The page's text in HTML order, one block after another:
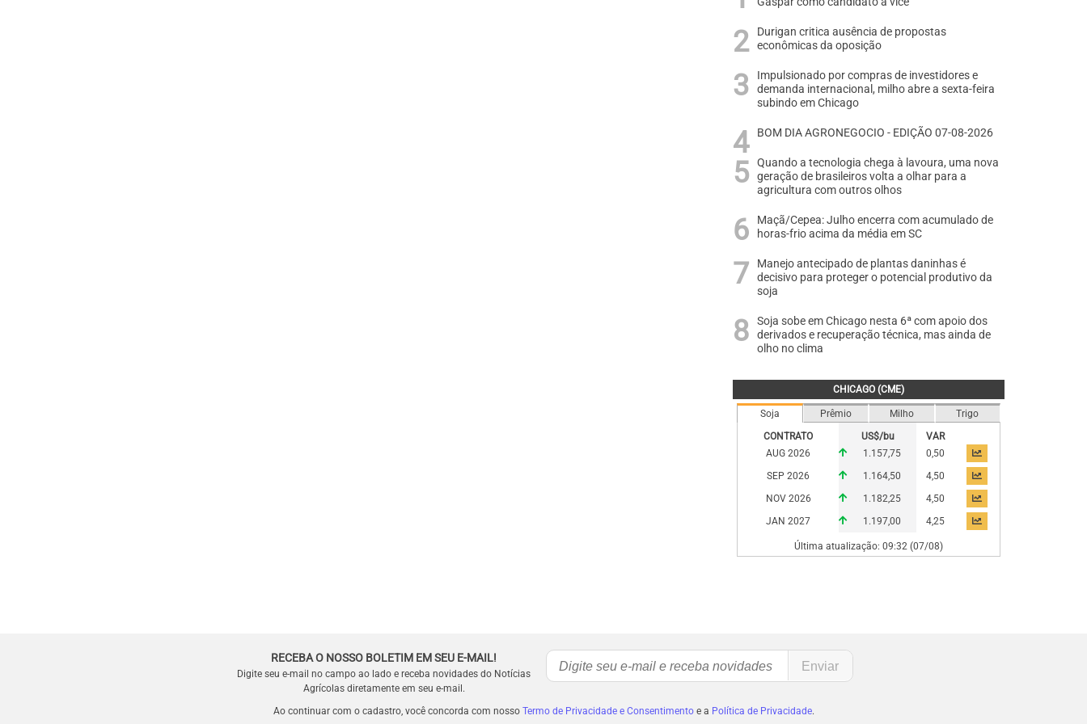
Durigan critica ausência de propostas
econômicas da oposição
Impulsionado por compras de investidores e
demanda internacional, milho abre a sexta-feira
subindo em Chicago
BOM DIA AGRONEGOCIO - EDIÇÃO 07-08-2026
Quando a tecnologia chega à lavoura, uma nova
geração de brasileiros volta a olhar para a
agricultura com outros olhos
Maçã/Cepea: Julho encerra com acumulado de
horas-frio acima da média em SC
Manejo antecipado de plantas daninhas é
decisivo para proteger o potencial produtivo da
soja
Soja sobe em Chicago nesta 6ª com apoio dos
derivados e recuperação técnica, mas ainda de
olho no clima
CHICAGO (CME)
Soja Prêmio Milho
Trigo
CONTRATO
US$/bu
VAR
AUG 2026
1.157,75
0,50
SEP 2026
1.164,50
4,50
NOV 2026
1.182,25
4,50
JAN 2027
1.197,00 4,25
Última atualização: 09:32 (07/08)
RECEBA O NOSSO BOLETIM EM SEU E-MAIL!
Digite seu e-mail no campo ao lado e receba novidades do Notícias
Agrícolas diretamente em seu e-mail.
Ao continuar com o cadastro, você concorda com nosso Termo de Privacidade e Consentimentoe a Política de Privacidade.